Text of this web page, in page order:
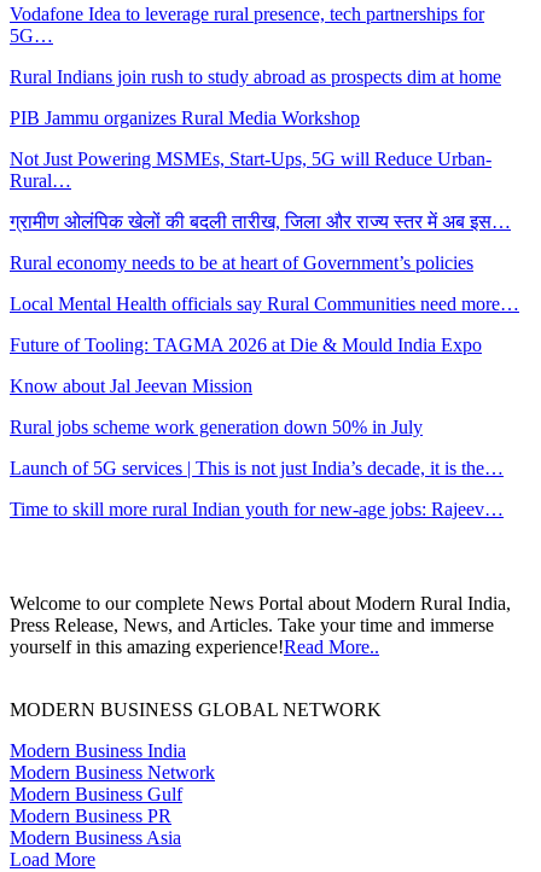
Vodafone Idea to leverage rural presence, tech partnerships for
5G…
Rural Indians join rush to study abroad as prospects dim at home
PIB Jammu organizes Rural Media Workshop
Not Just Powering MSMEs, Start-Ups, 5G will Reduce Urban-
Rural…
ग्रामीण ओलंपिक खेलों की बदली तारीख, जिला और राज्य स्तर में अब इस…
Rural economy needs to be at heart of Government’s policies
Local Mental Health officials say Rural Communities need more…
Future of Tooling: TAGMA 2026 at Die & Mould India Expo
Know about Jal Jeevan Mission
Rural jobs scheme work generation down 50% in July
Launch of 5G services | This is not just India’s decade, it is the…
Time to skill more rural Indian youth for new-age jobs: Rajeev…
Welcome to our complete News Portal about Modern Rural India,
Press Release, News, and Articles. Take your time and immerse
yourself in this amazing experience!Read More..
MODERN BUSINESS GLOBAL NETWORK
Modern Business India
Modern Business Network
Modern Business Gulf
Modern Business PR
Modern Business Asia
Load More